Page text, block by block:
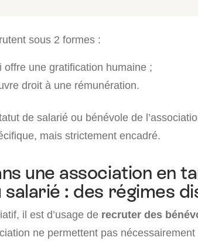
sous 2 formes :
offre une gratification humaine ;
droit à une rémunération.
de salarié ou bénévole de
mais strictement encadré.
une association en
salarié : des régimes
il est d’usage de recruter des
ne permettent pas